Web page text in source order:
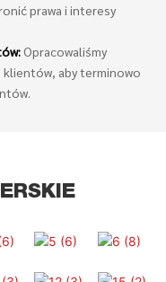
prawa i interesy
Opracowaliśmy
klientów, aby terminowo